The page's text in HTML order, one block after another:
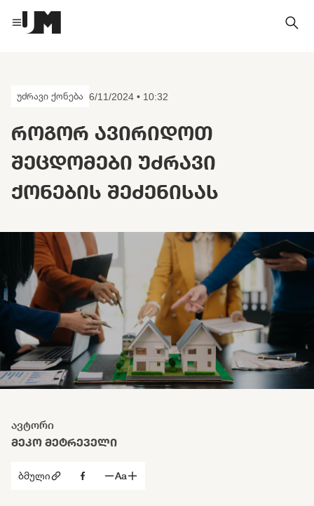
უძრავი ქონება 6/11/2024 • 10:32
ᲠᲝᲒᲝᲠ ᲐᲕᲘᲠᲘᲓᲝᲗ
ᲨᲔᲪᲓᲝᲛᲔᲑᲘ ᲣᲫᲠᲐᲕᲘ
ᲥᲝᲜᲔᲑᲘᲡ ᲨᲔᲫᲔᲜᲘᲡᲐᲡ
ავტორი
ᲛᲔᲙᲝ ᲛᲔᲢᲠᲔᲕᲔᲚᲘ
ბმული Aa